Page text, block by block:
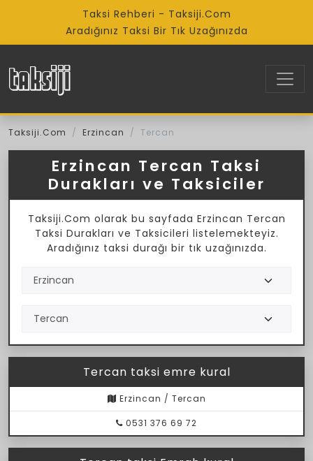
Taksi Rehberi - Taksiji.Com
Aradığınız Taksi Bir Tık Uzağınızda
Taksiji.Com Erzincan Tercan
Erzincan Tercan Taksi
Durakları ve Taksiciler
Taksiji.Com olarak bu sayfada Erzincan Tercan
Taksi Durakları ve Taksicileri listelemekteyiz.
Aradığınız taksi durağı bir tık uzağınızda.
Tercan taksi emre kural
Erzincan / Tercan
0531 376 69 72